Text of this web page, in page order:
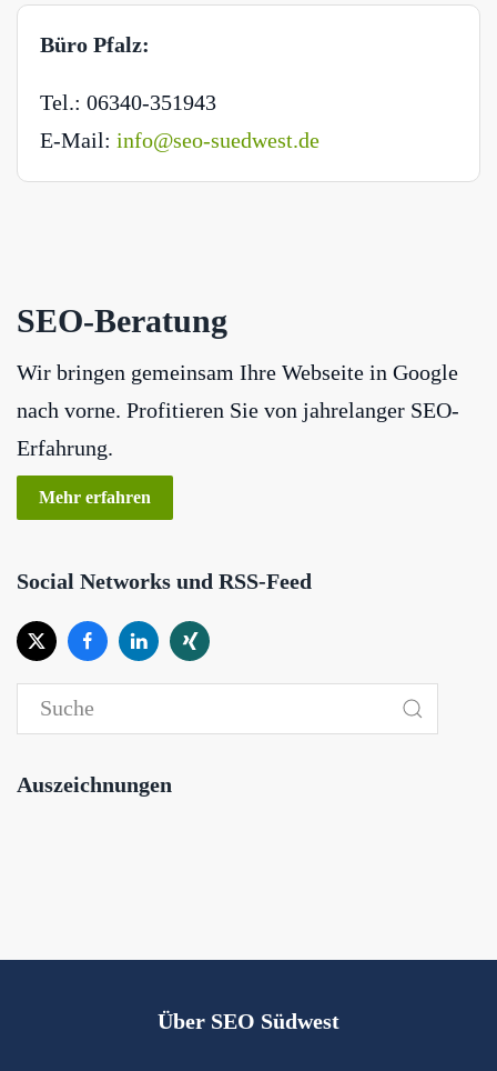
Büro Pfalz:
Tel.: 06340-351943
E-Mail: info@seo-suedwest.de
SEO-Beratung
Wir bringen gemeinsam Ihre Webseite in Google
nach vorne. Profitieren Sie von jahrelanger SEO-
Erfahrung.
Mehr erfahren
Social Networks und RSS-Feed
Auszeichnungen
Über SEO Südwest